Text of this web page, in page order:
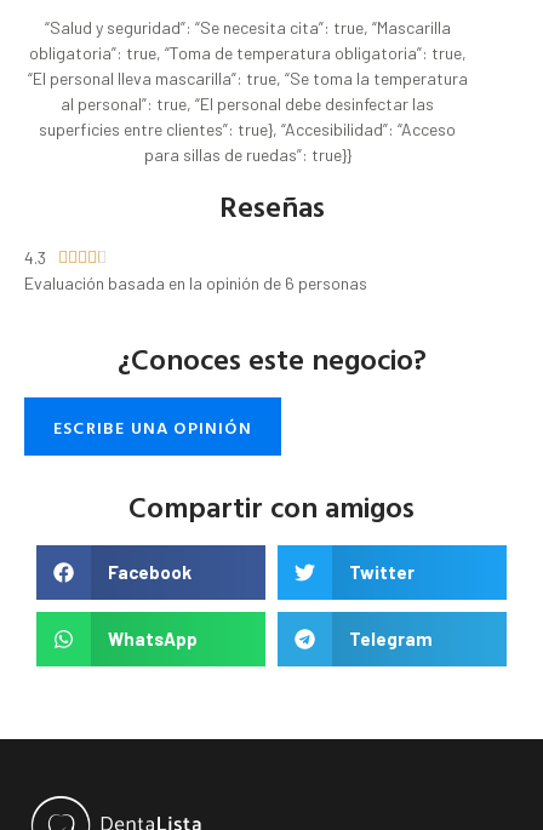
“Salud y seguridad”: “Se necesita cita”: true, “Mascarilla
obligatoria”: true, “Toma de temperatura obligatoria”: true,
“El personal lleva mascarilla”: true, “Se toma la temperatura
al personal”: true, “El personal debe desinfectar las
superficies entre clientes”: true}, “Accesibilidad”: “Acceso
para sillas de ruedas”: true}}
Reseñas
4.3 
Evaluación basada en la opinión de 6 personas
¿Conoces este negocio?
ESCRIBE UNA OPINIÓN
Compartir con amigos
Facebook Twitter
WhatsApp Telegram